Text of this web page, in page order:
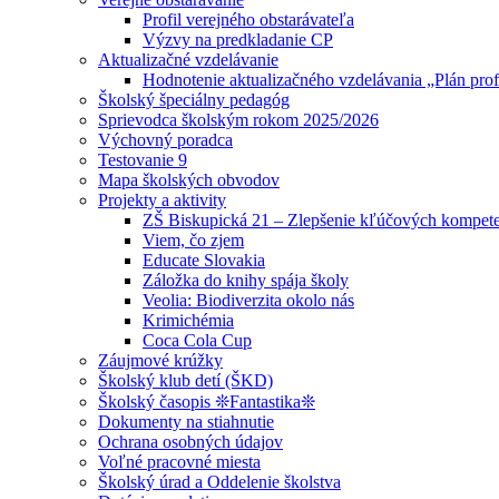
Profil verejného obstarávateľa
Výzvy na predkladanie CP
Aktualizačné vzdelávanie
Hodnotenie aktualizačného vzdelávania „Plán
Školský špeciálny pedagóg
Sprievodca školským rokom 2025/2026
Výchovný poradca
Testovanie 9
Mapa školských obvodov
Projekty a aktivity
ZŠ Biskupická 21 – Zlepšenie kľúčových
Viem, čo zjem
Educate Slovakia
Záložka do knihy spája školy
Veolia: Biodiverzita okolo nás
Krimichémia
Coca Cola Cup
Záujmové krúžky
Školský klub detí (ŠKD)
Školský časopis ❊Fantastika❊
Dokumenty na stiahnutie
Ochrana osobných údajov
Voľné pracovné miesta
Školský úrad a Oddelenie školstva